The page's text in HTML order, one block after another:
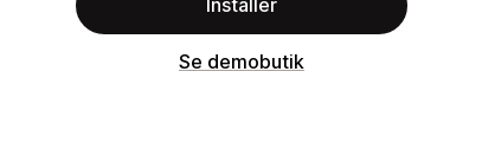
Installér
Se demobutik